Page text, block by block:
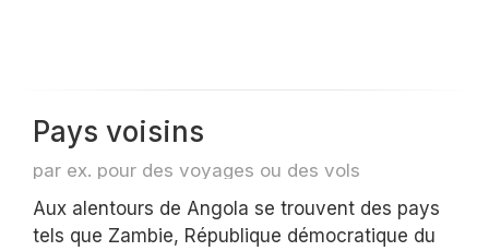
Pays voisins
par ex. pour des voyages ou des vols
Aux alentours de Angola se trouvent des pays
tels que Zambie, République démocratique du